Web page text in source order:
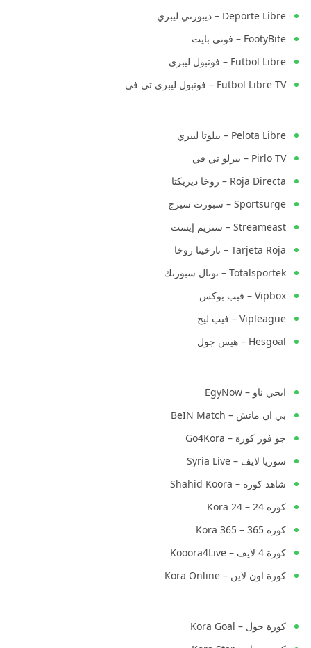
Deporte Libre – ديبورتي ليبري
FootyBite – فوتي بايت
Futbol Libre – فوتبول ليبري
Futbol Libre TV – فوتبول ليبري تي في
Pelota Libre – بيلوتا ليبري
Pirlo TV – بيرلو تي في
Roja Directa – روخا ديريكتا
Sportsurge – سبورت سيرج
Streameast – ستريم إيست
Tarjeta Roja – تارخيتا روخا
Totalsportek – توتال سبورتك
Vipbox – فيب بوكس
Vipleague – فيب ليج
Hesgoal – هيس جول
ايجي ناو – EgyNow
بي ان ماتش – BeIN Match
جو فور كورة – Go4Kora
سوريا لايف – Syria Live
شاهد كورة – Shahid Koora
كورة 24 – Kora 24
كورة 365 – Kora 365
كورة 4 لايف – Kooora4Live
كورة اون لاين – Kora Online
كورة جول – Kora Goal